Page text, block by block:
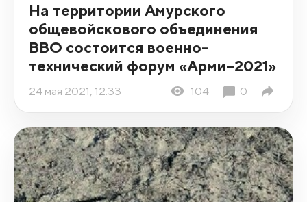
На территории Амурского
общевойскового объединения
ВВО состоится военно-
технический форум «Арми–2021»
24 мая 2021, 12:33 104 0